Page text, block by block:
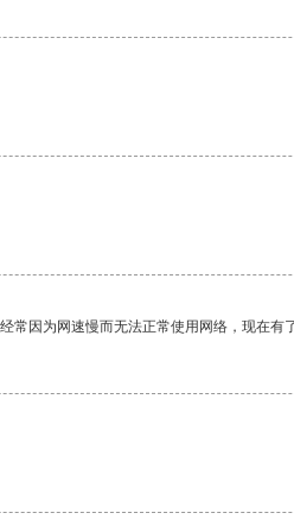
因为网速慢而无法正常使用网络，现在有